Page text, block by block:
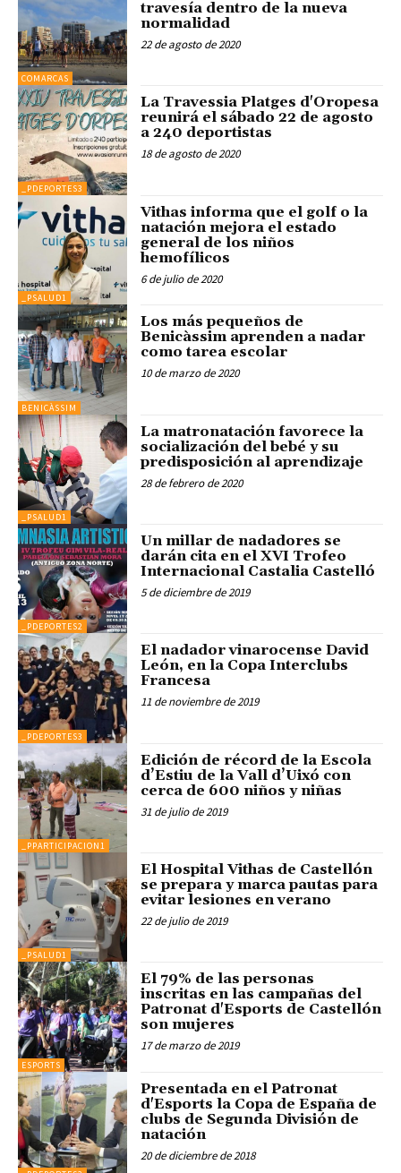
COMARCAS
travesía dentro de la nueva
normalidad
22 de agosto de 2020
_PDEPORTES3
La Travessia Platges d'Oropesa
reunirá el sábado 22 de agosto
a 240 deportistas
18 de agosto de 2020
_PSALUD1
Vithas informa que el golf o la
natación mejora el estado
general de los niños
hemofílicos
6 de julio de 2020
BENICÀSSIM
Los más pequeños de
Benicàssim aprenden a nadar
como tarea escolar
10 de marzo de 2020
_PSALUD1
La matronatación favorece la
socialización del bebé y su
predisposición al aprendizaje
28 de febrero de 2020
_PDEPORTES2
Un millar de nadadores se
darán cita en el XVI Trofeo
Internacional Castalia Castelló
5 de diciembre de 2019
_PDEPORTES3
El nadador vinarocense David
León, en la Copa Interclubs
Francesa
11 de noviembre de 2019
_PPARTICIPACION1
Edición de récord de la Escola
d’Estiu de la Vall d’Uixó con
cerca de 600 niños y niñas
31 de julio de 2019
_PSALUD1
El Hospital Vithas de Castellón
se prepara y marca pautas para
evitar lesiones en verano
22 de julio de 2019
ESPORTS
El 79% de las personas
inscritas en las campañas del
Patronat d'Esports de Castellón
son mujeres
17 de marzo de 2019
Presentada en el Patronat
d'Esports la Copa de España de
clubs de Segunda División de
natación
20 de diciembre de 2018